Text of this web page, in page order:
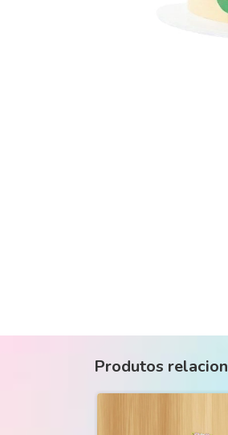
Produtos